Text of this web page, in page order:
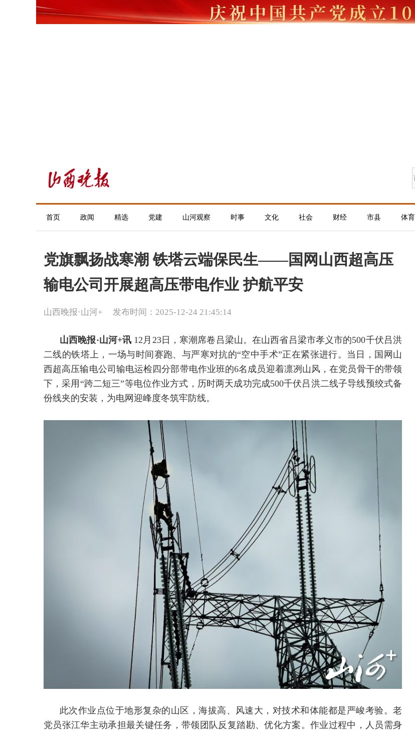
首页 政闻 精选 党建 山河观察 时事 文化 社会 财经 市县 体育
党旗飘扬战寒潮 铁塔云端保民生——国网山西超高压
输电公司开展超高压带电作业 护航平安
山西晚报·山河+ 发布时间：2025-12-24 21:45:14
山西晚报·山河+讯 12月23日，寒潮席卷吕梁山。在山西省吕梁市孝义市的500千伏吕洪
二线的铁塔上，一场与时间赛跑、与严寒对抗的“空中手术”正在紧张进行。当日，国网山
西超高压输电公司输电运检四分部带电作业班的6名成员迎着凛冽山风，在党员骨干的带领
下，采用“跨二短三”等电位作业方式，历时两天成功完成500千伏吕洪二线子导线预绞式备
份线夹的安装，为电网迎峰度冬筑牢防线。
此次作业点位于地形复杂的山区，海拔高、风速大，对技术和体能都是严峻考验。老
党员张江华主动承担最关键任务，带领团队反复踏勘、优化方案。作业过程中，人员需身